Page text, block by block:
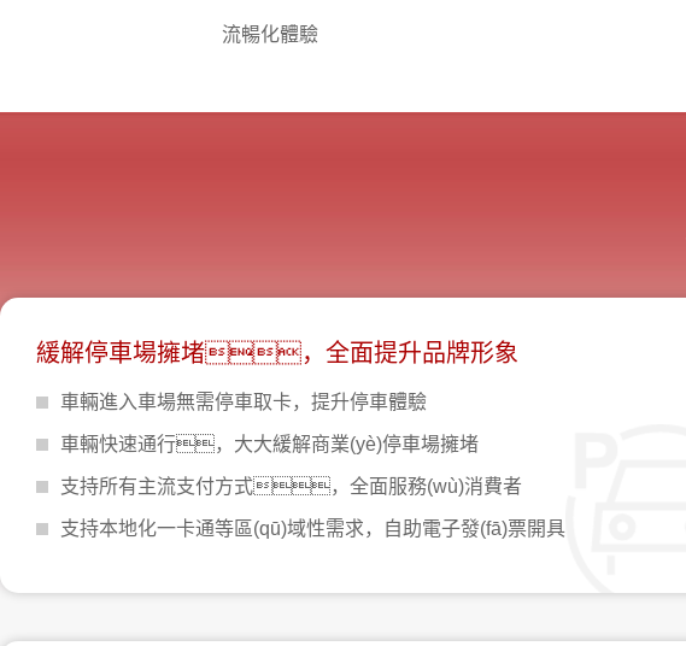
流暢化體驗
緩解停車場擁堵，全面提升品牌形象
車輛進入車場無需停車取卡，提升停車體驗
車輛快速通行，大大緩解商業(yè)停車場擁堵
支持所有主流支付方式，全面服務(wù)消費者
支持本地化一卡通等區(qū)域性需求，自助電子發(fā)票開具